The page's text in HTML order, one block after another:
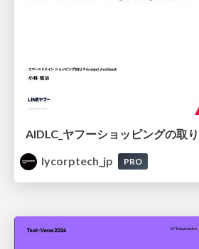
AIDLC_ヤフーショッピングの取
lycorptech_jp
PRO